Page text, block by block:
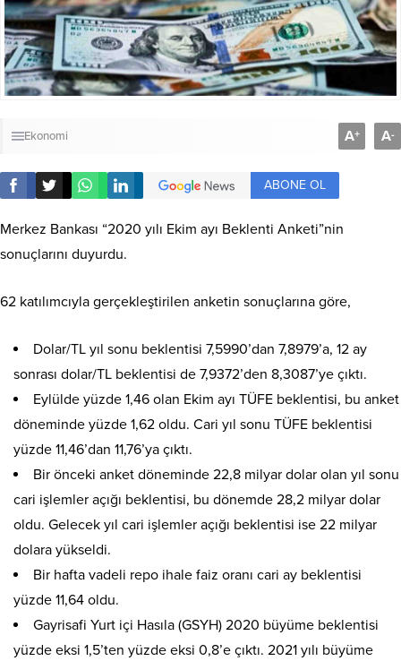
Ekonomi A+ A-
ABONE OL
Merkez Bankası “2020 yılı Ekim ayı Beklenti Anketi”nin
sonuçlarını duyurdu.
62 katılımcıyla gerçekleştirilen anketin sonuçlarına göre,
Dolar/TL yıl sonu beklentisi 7,5990’dan 7,8979’a, 12 ay
sonrası dolar/TL beklentisi de 7,9372’den 8,3087’ye çıktı.
Eylülde yüzde 1,46 olan Ekim ayı TÜFE beklentisi, bu anket
döneminde yüzde 1,62 oldu. Cari yıl sonu TÜFE beklentisi
yüzde 11,46’dan 11,76’ya çıktı.
Bir önceki anket döneminde 22,8 milyar dolar olan yıl sonu
cari işlemler açığı beklentisi, bu dönemde 28,2 milyar dolar
oldu. Gelecek yıl cari işlemler açığı beklentisi ise 22 milyar
dolara yükseldi.
Bir hafta vadeli repo ihale faiz oranı cari ay beklentisi
yüzde 11,64 oldu.
Gayrisafi Yurt içi Hasıla (GSYH) 2020 büyüme beklentisi
yüzde eksi 1,5’ten yüzde eksi 0,8’e çıktı. 2021 yılı büyüme